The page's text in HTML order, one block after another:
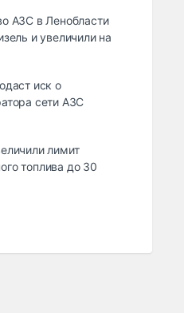
АЗС в Ленобласти
и увеличили на
иск о
сети АЗС
лимит
топлива до 30